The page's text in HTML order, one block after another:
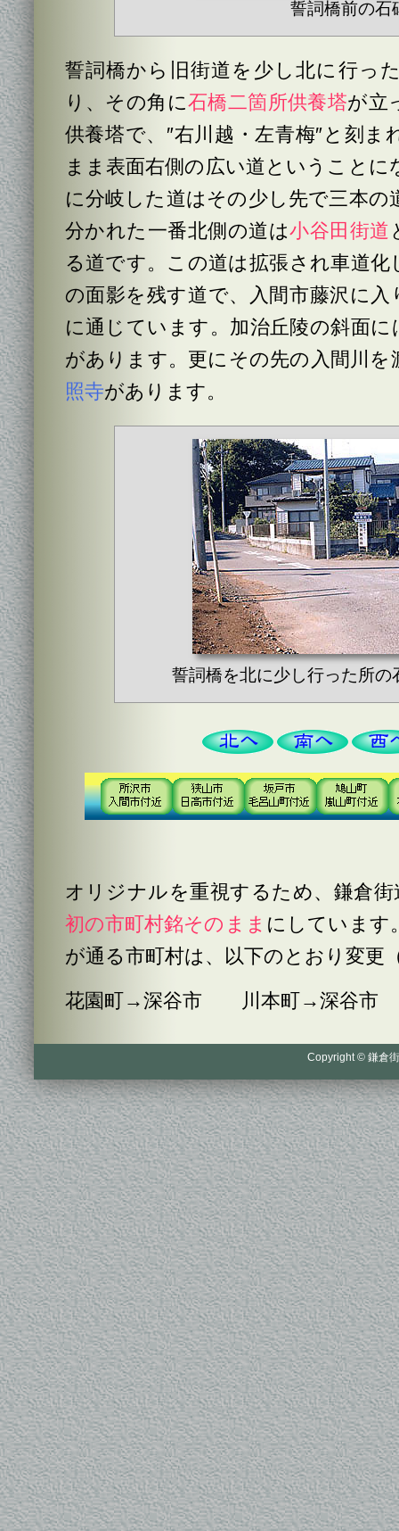
誓詞橋前の石
誓詞橋から旧街道を少し北に行っ
り、その角に石橋二箇所供養塔が立
供養塔で、″右川越・左青梅″と刻
まま表面右側の広い道ということ
に分岐した道はその少し先で三本
分かれた一番北側の道は小谷田街道
る道です。この道は拡張され車道
の面影を残す道で、入間市藤沢に
に通じています。加治丘陵の斜面
があります。更にその先の入間川
照寺があります。
誓詞橋を北に少し行った所の
オリジナルを重視するため、鎌倉
初の市町村銘そのまま にしています
が通る市町村は、以下のとおり変更
花園町→深谷市 川本町→深谷市
Copyright © 鎌倉